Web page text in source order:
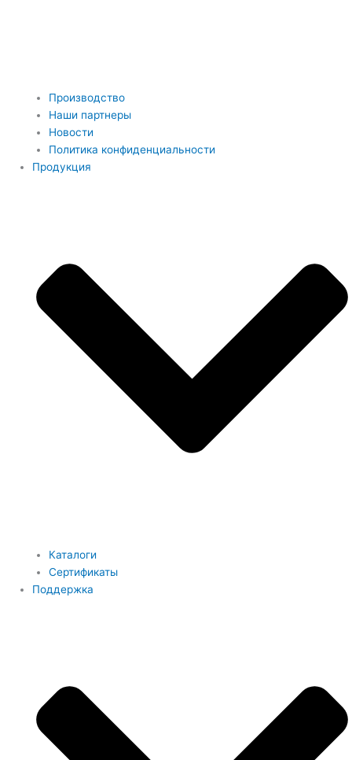
Производство
Наши партнеры
Новости
Политика конфиденциальности
Продукция
Каталоги
Сертификаты
Поддержка